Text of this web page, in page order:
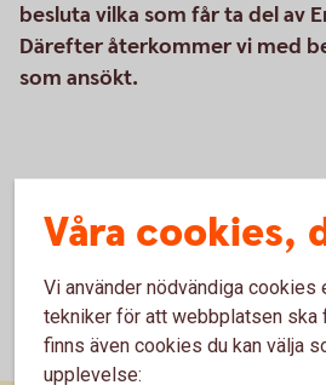
besluta vilka som får ta del av
Därefter återkommer vi med
som ansökt.
Våra cookies,
Vi använder nödvändiga cookies
tekniker för att webbplatsen ska
finns även cookies du kan välja
upplevelse: